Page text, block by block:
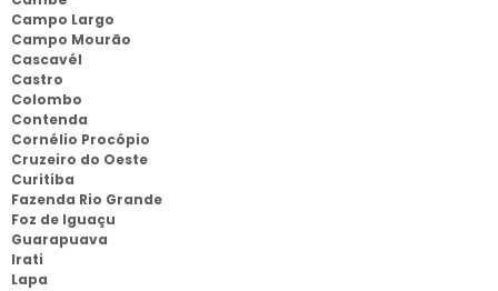
Campo Largo
Campo Mourão
Cascavél
Castro
Colombo
Contenda
Cornélio Procópio
Cruzeiro do Oeste
Curitiba
Fazenda Rio Grande
Foz de Iguaçu
Guarapuava
Irati
Lapa